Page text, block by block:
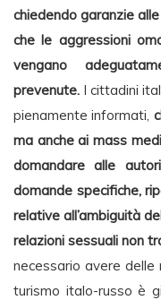
chiedendo garanzie
che le aggressioni
vengano
prevenute. I cittadini
pienamente informati,
ma anche ai mass
domandare alle
domande specifiche,
relative all’ambiguità
relazioni sessuali non
necessario avere delle
turismo italo-russo è